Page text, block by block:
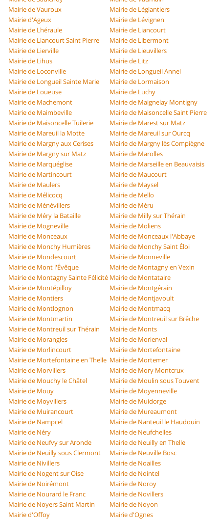
Mairie de Vauroux
Mairie de Léglantiers
Mairie d'Ageux
Mairie de Lévignen
Mairie de Lhéraule
Mairie de Liancourt
Mairie de Liancourt Saint Pierre
Mairie de Libermont
Mairie de Lierville
Mairie de Lieuvillers
Mairie de Lihus
Mairie de Litz
Mairie de Loconville
Mairie de Longueil Annel
Mairie de Longueil Sainte Marie
Mairie de Lormaison
Mairie de Loueuse
Mairie de Luchy
Mairie de Machemont
Mairie de Maignelay Montigny
Mairie de Maimbeville
Mairie de Maisoncelle Saint Pierre
Mairie de Maisoncelle Tuilerie
Mairie de Marest sur Matz
Mairie de Mareuil la Motte
Mairie de Mareuil sur Ourcq
Mairie de Margny aux Cerises
Mairie de Margny lès Compiègne
Mairie de Margny sur Matz
Mairie de Marolles
Mairie de Marquéglise
Mairie de Marseille en Beauvaisis
Mairie de Martincourt
Mairie de Maucourt
Mairie de Maulers
Mairie de Maysel
Mairie de Mélicocq
Mairie de Mello
Mairie de Ménévillers
Mairie de Méru
Mairie de Méry la Bataille
Mairie de Milly sur Thérain
Mairie de Mogneville
Mairie de Moliens
Mairie de Monceaux
Mairie de Monceaux l'Abbaye
Mairie de Monchy Humières
Mairie de Monchy Saint Éloi
Mairie de Mondescourt
Mairie de Monneville
Mairie de Mont l'Évêque
Mairie de Montagny en Vexin
Mairie de Montagny Sainte Félicité Mairie de Montataire
Mairie de Montépilloy
Mairie de Montgérain
Mairie de Montiers
Mairie de Montjavoult
Mairie de Montlognon
Mairie de Montmacq
Mairie de Montmartin
Mairie de Montreuil sur Brêche
Mairie de Montreuil sur Thérain
Mairie de Monts
Mairie de Morangles
Mairie de Morienval
Mairie de Morlincourt
Mairie de Mortefontaine
Mairie de Mortefontaine en Thelle Mairie de Mortemer
Mairie de Morvillers
Mairie de Mory Montcrux
Mairie de Mouchy le Châtel
Mairie de Moulin sous Touvent
Mairie de Mouy
Mairie de Moyenneville
Mairie de Moyvillers
Mairie de Muidorge
Mairie de Muirancourt
Mairie de Mureaumont
Mairie de Nampcel
Mairie de Nanteuil le Haudouin
Mairie de Néry
Mairie de Neufchelles
Mairie de Neufvy sur Aronde
Mairie de Neuilly en Thelle
Mairie de Neuilly sous Clermont
Mairie de Neuville Bosc
Mairie de Nivillers
Mairie de Noailles
Mairie de Nogent sur Oise
Mairie de Nointel
Mairie de Noirémont
Mairie de Noroy
Mairie de Nourard le Franc
Mairie de Novillers
Mairie de Noyers Saint Martin
Mairie de Noyon
Mairie d'Offoy
Mairie d'Ognes